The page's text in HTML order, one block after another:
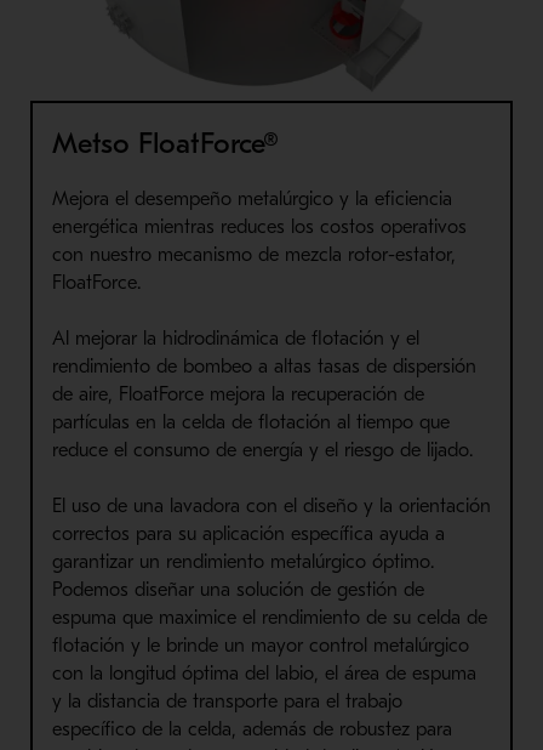
Metso FloatForce®
Mejora el desempeño metalúrgico y la eficiencia
energética mientras reduces los costos operativos
con nuestro mecanismo de mezcla rotor-estator,
FloatForce.
Al mejorar la hidrodinámica de flotación y el
rendimiento de bombeo a altas tasas de dispersión
de aire, FloatForce mejora la recuperación de
partículas en la celda de flotación al tiempo que
reduce el consumo de energía y el riesgo de lijado.
El uso de una lavadora con el diseño y la orientación
correctos para su aplicación específica ayuda a
garantizar un rendimiento metalúrgico óptimo.
Podemos diseñar una solución de gestión de
espuma que maximice el rendimiento de su celda de
flotación y le brinde un mayor control metalúrgico
con la longitud óptima del labio, el área de espuma
y la distancia de transporte para el trabajo
específico de la celda, además de robustez para